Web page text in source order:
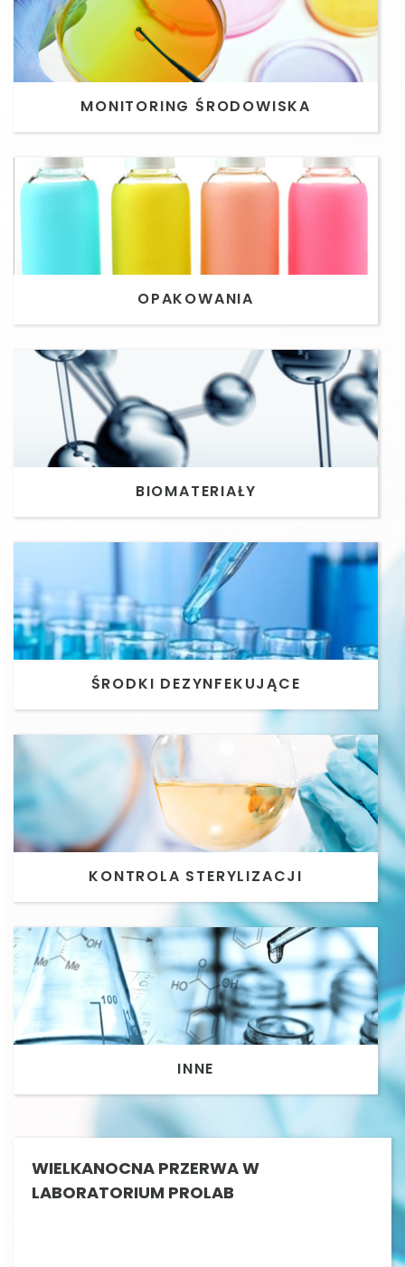
MONITORING ŚRODOWISKA
OPAKOWANIA
BIOMATERIAŁY
ŚRODKI DEZYNFEKUJĄCE
KONTROLA STERYLIZACJI
INNE
WIELKANOCNA PRZERWA W
LABORATORIUM PROLAB